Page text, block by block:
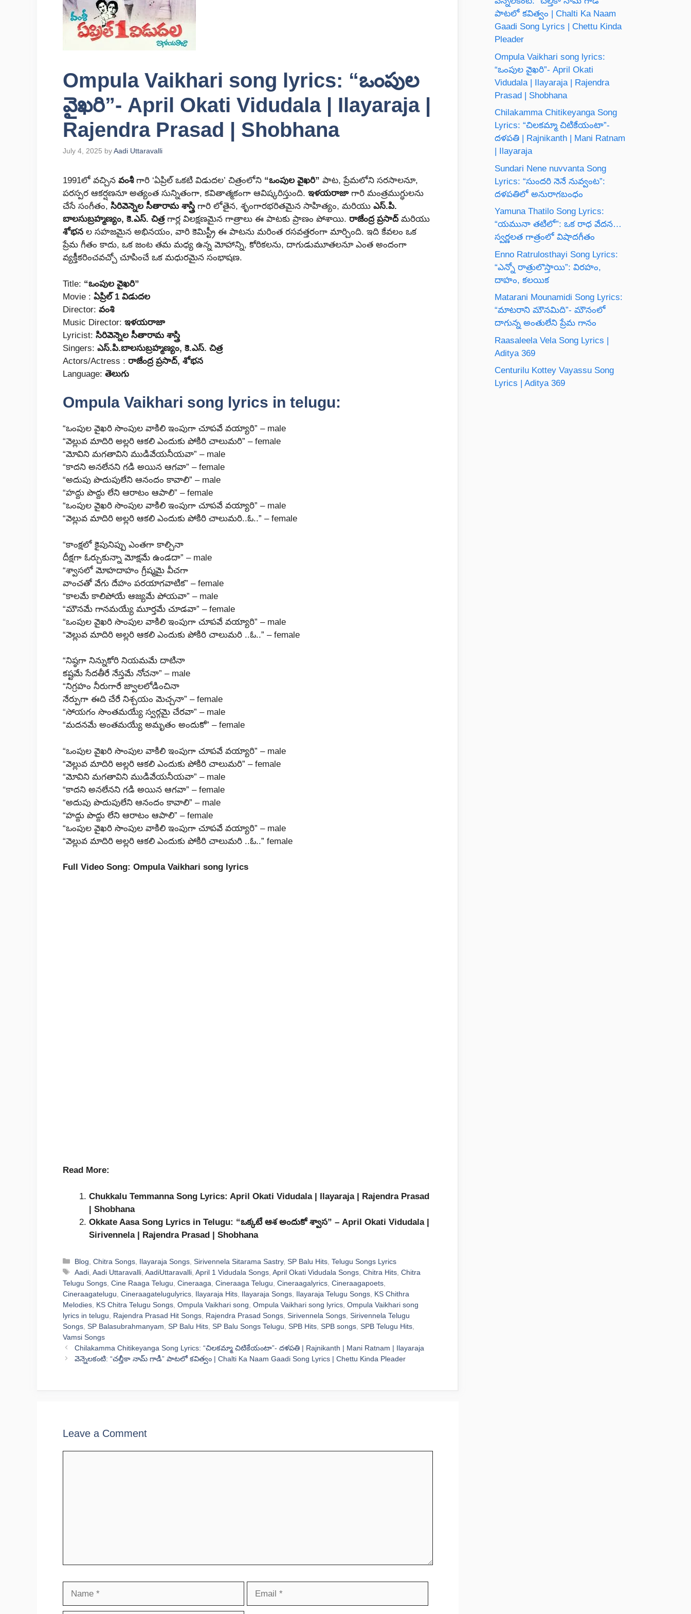
Ompula Vaikhari song lyrics: “ఒంపుల
వైఖరి”- April Okati Vidudala | Ilayaraja |
Rajendra Prasad | Shobhana
July 4, 2025 byAadi Uttaravalli
1991లో వచ్చిన వంశీగారి ‘ఏప్రిల్ ఒకటి విడుదల’ చిత్రంలోని “ఒంపుల వైఖరి” పాట, ప్రేమలోని సరసాలనూ,
పరస్పర ఆకర్షణనూ అత్యంత సున్నితంగా, కవితాత్మకంగా ఆవిష్కరిస్తుంది. ఇళయరాజాగారి మంత్రముగ్ధులను
చేసే సంగీతం, సిరివెన్నెల సీతారామ శాస్త్రి గారి లోతైన, శృంగారభరితమైన సాహిత్యం, మరియు ఎస్.పి.
బాలసుబ్రహ్మణ్యం, కె.ఎస్. చిత్రగార్ల విలక్షణమైన గాత్రాలు ఈ పాటకు ప్రాణం పోశాయి. రాజేంద్ర ప్రసాద్ మరియు
శోభన ల సహజమైన అభినయం, వారి కెమిస్ట్రీ ఈ పాటను మరింత రసవత్తరంగా మార్చింది. ఇది కేవలం ఒక
ప్రేమ గీతం కాదు, ఒక జంట తమ మధ్య ఉన్న మోహాన్ని, కోరికలను, దాగుడుమూతలనూ ఎంత అందంగా
వ్యక్తీకరించవచ్చో చూపించే ఒక మధురమైన సంభాషణ.
Title: “ఒంపుల వైఖరి”
Movie : ఏప్రిల్ 1 విడుదల
Director: వంశి
Music Director: ఇళయరాజా
Lyricist: సిరివెన్నెల సీతారామ శాస్త్రి
Singers: ఎస్.పి.బాలసుబ్రహ్మణ్యం, కె.ఎస్. చిత్ర
Actors/Actress : రాజేంద్ర ప్రసాద్, శోభన
Language: తెలుగు
Ompula Vaikhari song lyrics in telugu:
“ఒంపుల వైఖరి సొంపుల వాకిలి ఇంపుగా చూపవే వయ్యారి” – male
“వెల్లువ మాదిరి అల్లరి ఆకలి ఎందుకు పోకిరి చాలుమరి” – female
“మోవిని మగతావిని ముడివేయనీయవా” – male
“కాదని అనలేనని గడి అయిన ఆగవా” – female
“అదుపు పొదుపులేని ఆనందం కావాలి” – male
“హద్దు పొద్దు లేని ఆరాటం ఆపాలి” – female
“ఒంపుల వైఖరి సొంపుల వాకిలి ఇంపుగా చూపవే వయ్యారి” – male
“వెల్లువ మాదిరి అల్లరి ఆకలి ఎందుకు పోకిరి చాలుమరి..ఓ..” – female
“కాంక్షలో కైపునిప్పు ఎంతగా కాల్చినా
దీక్షగా ఓర్చుకున్నా మోక్షమే ఉండదా” – male
“శ్వాసలో మోహదాహం గ్రీష్మమై వీచగా
వాంచతో వేగు దేహం పరయాగవాటిక” – female
“కాలమే కాలిపోయే ఆజ్యమే పోయవా” – male
“మౌనమే గానమయ్యే మూర్తమే చూడవా” – female
“ఒంపుల వైఖరి సొంపుల వాకిలి ఇంపుగా చూపవే వయ్యారి” – male
“వెల్లువ మాదిరి అల్లరి ఆకలి ఎందుకు పోకిరి చాలుమరి ..ఓ..” – female
“నిష్ఠగా నిన్నుకోరి నియమమే దాటినా
కష్టమే సేదతీరే నేస్తమే నోచనా” – male
“నిగ్రహం నీరుగారే జ్వాలలోడించినా
నేర్పుగా ఈది చేరే నిశ్చయం మెచ్చనా” – female
“సోయగం సొంతమయ్యే స్వర్గమై చేరవా” – male
“మదనమే అంతమయ్యే అమృతం అందుకో” – female
“ఒంపుల వైఖరి సొంపుల వాకిలి ఇంపుగా చూపవే వయ్యారి” – male
“వెల్లువ మాదిరి అల్లరి ఆకలి ఎందుకు పోకిరి చాలుమరి” – female
“మోవిని మగతావిని ముడివేయనీయవా” – male
“కాదని అనలేనని గడి అయిన ఆగవా” – female
“అదుపు పొదుపులేని ఆనందం కావాలి” – male
“హద్దు పొద్దు లేని ఆరాటం ఆపాలి” – female
“ఒంపుల వైఖరి సొంపుల వాకిలి ఇంపుగా చూపవే వయ్యారి” – male
“వెల్లువ మాదిరి అల్లరి ఆకలి ఎందుకు పోకిరి చాలుమరి ..ఓ..” female
Full Video Song: Ompula Vaikhari song lyrics
Read More:
Chukkalu Temmanna Song Lyrics: April Okati Vidudala | Ilayaraja | Rajendra Prasad
| Shobhana
Okkate Aasa Song Lyrics in Telugu: “ఒక్కటే ఆశ అందుకో శ్వాస” – April Okati Vidudala |
Sirivennela | Rajendra Prasad | Shobhana
Categories
Blog ,Chitra Songs Ilayaraja Songs ,Sirivennela Sitarama Sastry,SP Balu Hits ,Telugu Songs Lyrics
Tags
Aadi ,Aadi Uttaravalli ,AadiUttaravalli ,April 1 Vidudala Songs ,April Okati Vidudala Songs ,Chitra Hits ,Chitra
Telugu Songs Cine Raaga Telugu Cineraaga Cineraaga Telugu Cineraagalyrics Cineraagapoets
Cineraagatelugu Cineraagatelugulyrics Ilayaraja Hits Ilayaraja Songs Ilayaraja Telugu Songs KS Chithra
Melodies KS Chitra Telugu Songs Ompula Vaikhari song Ompula Vaikhari song lyrics Ompula Vaikhari song
lyrics in telugu
Rajendra Prasad Hit Songs Rajendra Prasad Songs Sirivennela Songs Sirivennela Telugu
Songs SP Balasubrahmanyam SP Balu Hits SP Balu Songs Telugu SPB Hits SPB songs SPB Telugu Hits
Vamsi Songs
Chilakamma Chitikeyanga Song Lyrics: “చిలకమ్మా చిటికేయంటా”- దళపతి | Rajnikanth | Mani Ratnam | Ilayaraja
వెన్నెలకంటి: “చల్తీకా నామ్ గాడీ” పాటలో కవిత్వం | Chalti Ka Naam Gaadi Song Lyrics | Chettu Kinda Pleader
Leave a Comment
పాటలో కవిత్వం | Chalti Ka Naam
Gaadi Song Lyrics | Chettu Kinda
Pleader
Ompula Vaikhari song lyrics:
“ఒంపుల వైఖరి”- April Okati
Vidudala | Ilayaraja | Rajendra
Prasad | Shobhana
Chilakamma Chitikeyanga Song
Lyrics: “చిలకమ్మా చిటికేయంటా”-
దళపతి | Rajnikanth | Mani Ratnam
| Ilayaraja
Sundari Nene nuvvanta Song
Lyrics: “సుందరి నెనే నువ్వంట”:
దళపతిలో అనురాగబంధం
Yamuna Thatilo Song Lyrics:
“యమునా తటిలో”: ఒక రాధ వేదన…
స్వర్ణలత గాత్రంలో విషాదగీతం
Enno Ratrulosthayi Song Lyrics:
“ఎన్నో రాత్రులొస్తాయి”: విరహం,
దాహం, కలయిక
Matarani Mounamidi Song Lyrics:
“మాటరాని మౌనమిది”- మౌనంలో
దాగున్న అంతులేని ప్రేమ గానం
Raasaleela Vela Song Lyrics |
Aditya 369
Centurilu Kottey Vayassu Song
Lyrics | Aditya 369